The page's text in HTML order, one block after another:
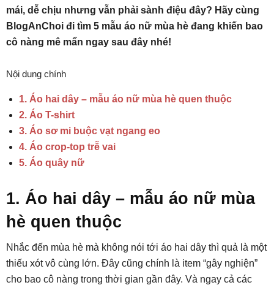
mái, dễ chịu nhưng vẫn phải sành điệu đây? Hãy cùng
BlogAnChoi đi tìm 5 mẫu áo nữ mùa hè đang khiến bao
cô nàng mê mẩn ngay sau đây nhé!
Nội dung chính
1. Áo hai dây – mẫu áo nữ mùa hè quen thuộc
2. Áo T-shirt
3. Áo sơ mi buộc vạt ngang eo
4. Áo crop-top trễ vai
5. Áo quây nữ
1. Áo hai dây – mẫu áo nữ mùa
hè quen thuộc
Nhắc đến mùa hè mà không nói tới áo hai dây thì quả là một
thiếu xót vô cùng lớn. Đây cũng chính là item “gây nghiện”
cho bao cô nàng trong thời gian gần đây. Và ngay cả các